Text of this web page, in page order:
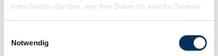
entscheiden darüber, wer Ihre Daten für welche Zwecke
Trigger Symbol ändern oder widerrufen
Notwendig
Dealer
Expired listing